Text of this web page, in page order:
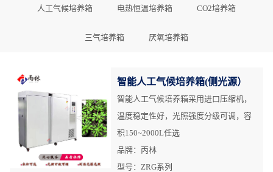
人工气候培养箱 电热恒温培养箱 CO2培养箱
三气培养箱 厌氧培养箱
智能人工气候培养箱(侧光源）
智能人工气候培养箱采用进口压缩机，
温度稳定性好，光照强度分级可调，容
积150~2000L任选
品牌：丙林
型号：ZRG系列